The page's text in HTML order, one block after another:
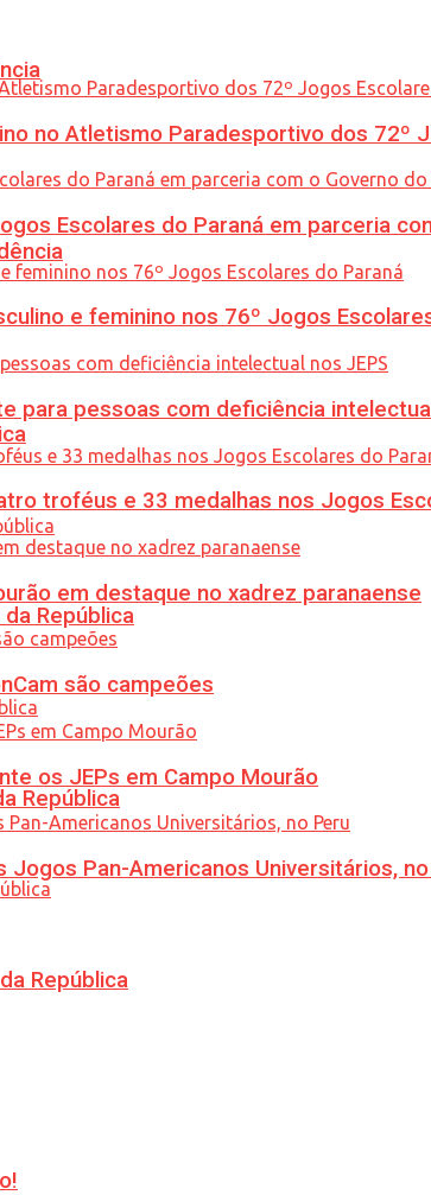
República
República
República
no Atletismo Paradesportivo dos 72º
Escolares do Paraná em parceria
e feminino nos 76º Jogos
para pessoas com deficiência
troféus e 33 medalhas nos Jogos
em destaque no xadrez paranaense
são campeões
os JEPs em Campo Mourão
Pan-Americanos Universitários,